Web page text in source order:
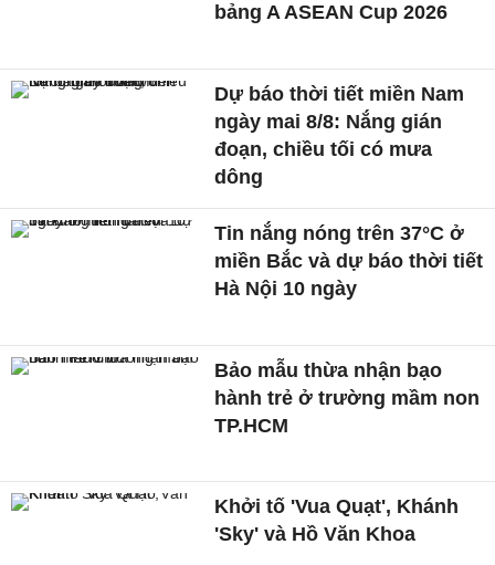
bảng A ASEAN Cup 2026
Dự báo thời tiết miền Nam
ngày mai 8/8: Nắng gián
đoạn, chiều tối có mưa
dông
Tin nắng nóng trên 37°C ở
miền Bắc và dự báo thời tiết
Hà Nội 10 ngày
Bảo mẫu thừa nhận bạo
hành trẻ ở trường mầm non
TP.HCM
Khởi tố 'Vua Quạt', Khánh
'Sky' và Hồ Văn Khoa